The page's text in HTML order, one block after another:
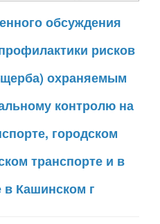
обсуждения
рисков
охраняемым
контролю на
городском
транспорте и в
Кашинском г